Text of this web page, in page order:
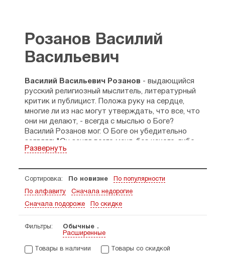
Розанов Василий
Васильевич
Василий Васильевич Розанов - выдающийся
русский религиозный мыслитель, литературный
критик и публицист. Положа руку на сердце,
многие ли из нас могут утверждать, что все, что
они ни делают, - всегда с мыслью о Боге?
Василий Розанов мог. О Боге он убедительно
заявлял: "Он занял всего меня, без какого-либо
остатка, в то же время как-то оставив мысль
А родился Василий в небольшом городке
Костромской губернии в середине ХIХ века - в
1856-м году. Отца-лесника он почти не помнил,
так как когда Василий-старший умер, Василий-
младший пешком под стол ходил. Тогда мать
перевезла большую семью в Кострому. Но еще
через десять лет оставит жизнь и она. 14-
Развернуть
Сортировка: По новизне По популярности
По алфавиту Сначала недорогие
Сначала подороже По скидке
Фильтры:
Обычные
Расширенные
Товары в наличии Товары со скидкой